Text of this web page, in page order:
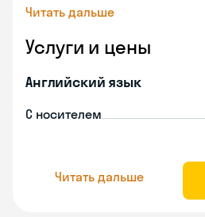
Читать дальше
Услуги и цены
Английский язык
С носителем
Читать дальше